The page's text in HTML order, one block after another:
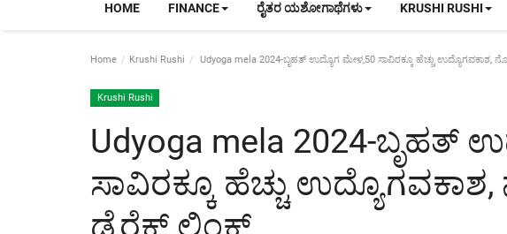
HOME FINANCE ರೈತರ ಯಶೋಗಾಥೆಗಳು KRUSHI RUSHI
Home Krushi Rushi Udyoga mela 2024-ಬೃಹತ್ ಉದ್ಯೊಗ ಮೇಳ,50 ಸಾವಿರಕ್ಕೂ ಹೆಚ್ಚು ಉದ್ಯೊಗವಕಾಶ,
Krushi Rushi
Udyoga mela 2024-ಬೃಹತ್
ಸಾವಿರಕ್ಕೂ ಹೆಚ್ಚು
ಡೈರೆಕ್ಟ್ ಲಿಂಕ್